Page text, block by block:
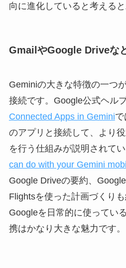
向に進化していると考える
GmailやGoogle Driveな
Geminiの大きな特徴の一つ
接続です。Google公式ヘル
Connected Apps in Gemini
のアプリと接続して、より
を行う仕組みが説明されて
can do with your Gemini
Google Driveの要約、
Flightsを使った計画づくりも
Googleを日常的に使ってい
携はかなり大きな魅力です。